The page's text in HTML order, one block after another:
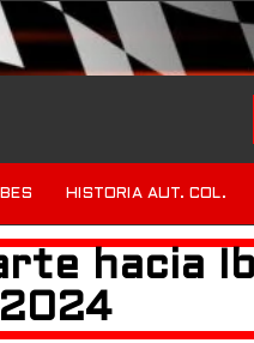
HISTORIA AUT. COL.
hacia